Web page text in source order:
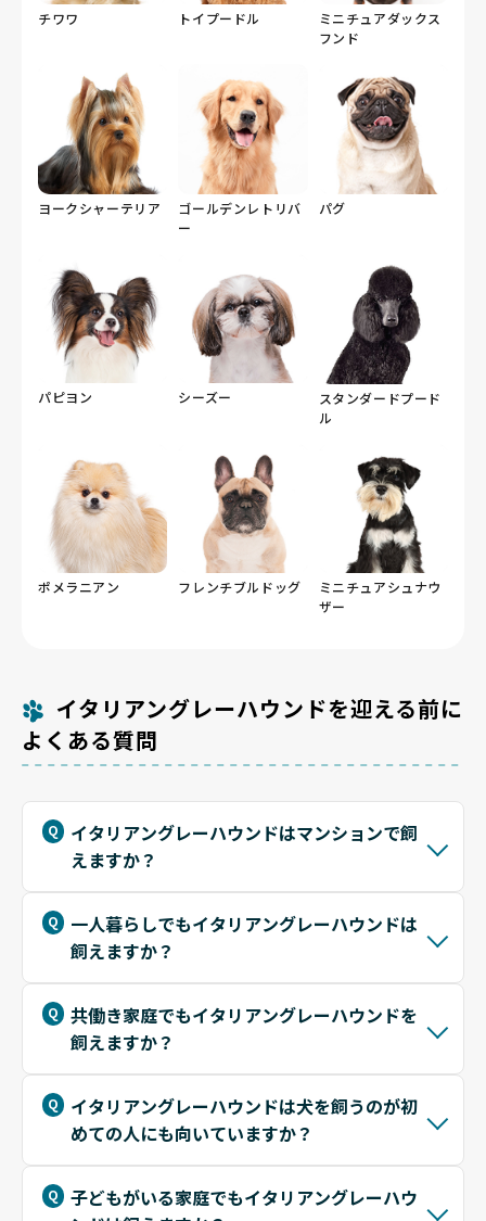
チワワ トイプードル
ミニチュアダックス
フンド
ヨークシャーテリア
ゴールデンレトリバ
ー
パグ
パピヨン シーズー
スタンダードプード
ル
ポメラニアン フレンチブルドッグ
ミニチュアシュナウ
ザー
イタリアングレーハウンドを迎える前に
よくある質問
イタリアングレーハウンドはマンションで飼
えますか？
一人暮らしでもイタリアングレーハウンドは
飼えますか？
共働き家庭でもイタリアングレーハウンドを
飼えますか？
イタリアングレーハウンドは犬を飼うのが初
めての人にも向いていますか？
子どもがいる家庭でもイタリアングレーハウ